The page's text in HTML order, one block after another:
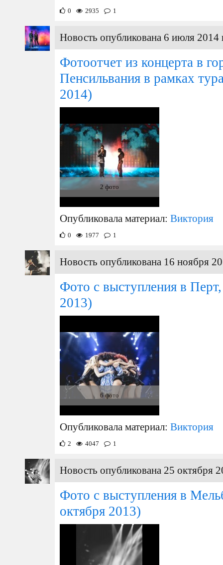
0 2935 1
Новость опубликована 6 июля 2014
Фотоотчет из концерта в
Пенсильвания в рамках
2014)
2 фото
Опубликовала материал: Виктория
0 1977 1
Новость опубликована 16 ноября
Фото с выступления в
2013)
6 фото
Опубликовала материал: Виктория
2 4047 1
Новость опубликована 25 октября
Фото с выступления в
октября 2013)